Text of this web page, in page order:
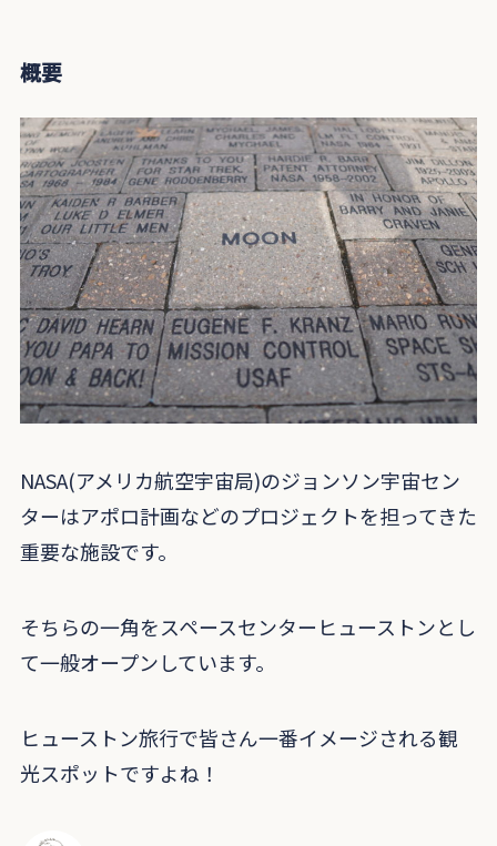
概要
NASA(アメリカ航空宇宙局)のジョンソン宇宙セン
ターはアポロ計画などのプロジェクトを担ってきた
重要な施設です。
そちらの一角をスペースセンターヒューストンとし
て一般オープンしています。
ヒューストン旅行で皆さん一番イメージされる観
光スポットですよね！